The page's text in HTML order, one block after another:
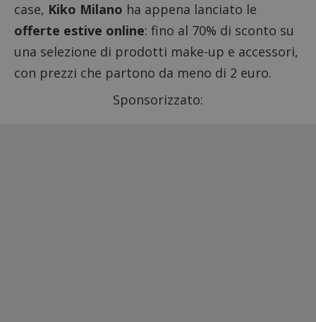
case, Kiko Milano ha appena lanciato le
offerte estive online: fino al 70% di sconto su
una selezione di prodotti make-up e accessori,
con prezzi che partono da meno di 2 euro.
Sponsorizzato: